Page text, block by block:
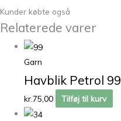
Kunder købte også
Relaterede varer
Garn
Havblik Petrol 99
kr.75,00 Tilføj til kurv